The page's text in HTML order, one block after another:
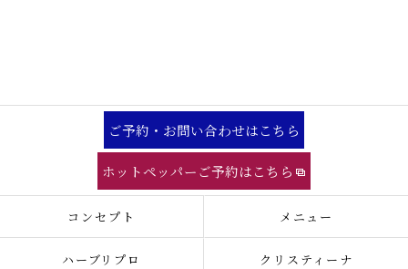
ご予約・お問い合わせはこちら
ホットペッパーご予約はこちら
コンセプト メニュー
ハーブリプロ クリスティーナ